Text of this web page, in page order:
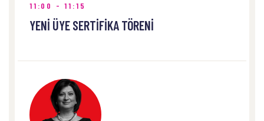
11:00 - 11:15
YENİ ÜYE SERTİFİKA TÖRENİ